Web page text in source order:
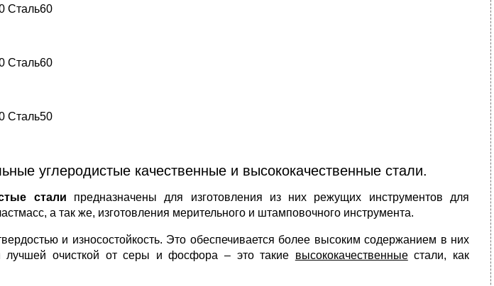
Сталь60
Сталь60
Сталь50
углеродистые качественные и высококачественные стали.
стали предназначены для изготовления из них режущих инструментов для
а так же, изготовления мерительного и штамповочного инструмента.
и износостойкость. Это обеспечивается более высоким содержанием в них
очисткой от серы и фосфора – это такие высококачественныестали, как